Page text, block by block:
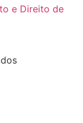
e Direito de